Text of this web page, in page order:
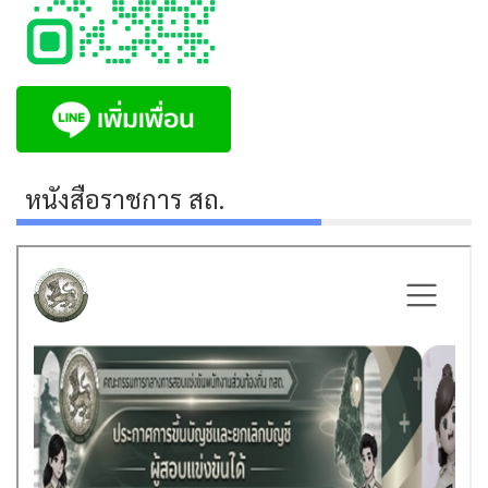
หนังสือราชการ สถ.